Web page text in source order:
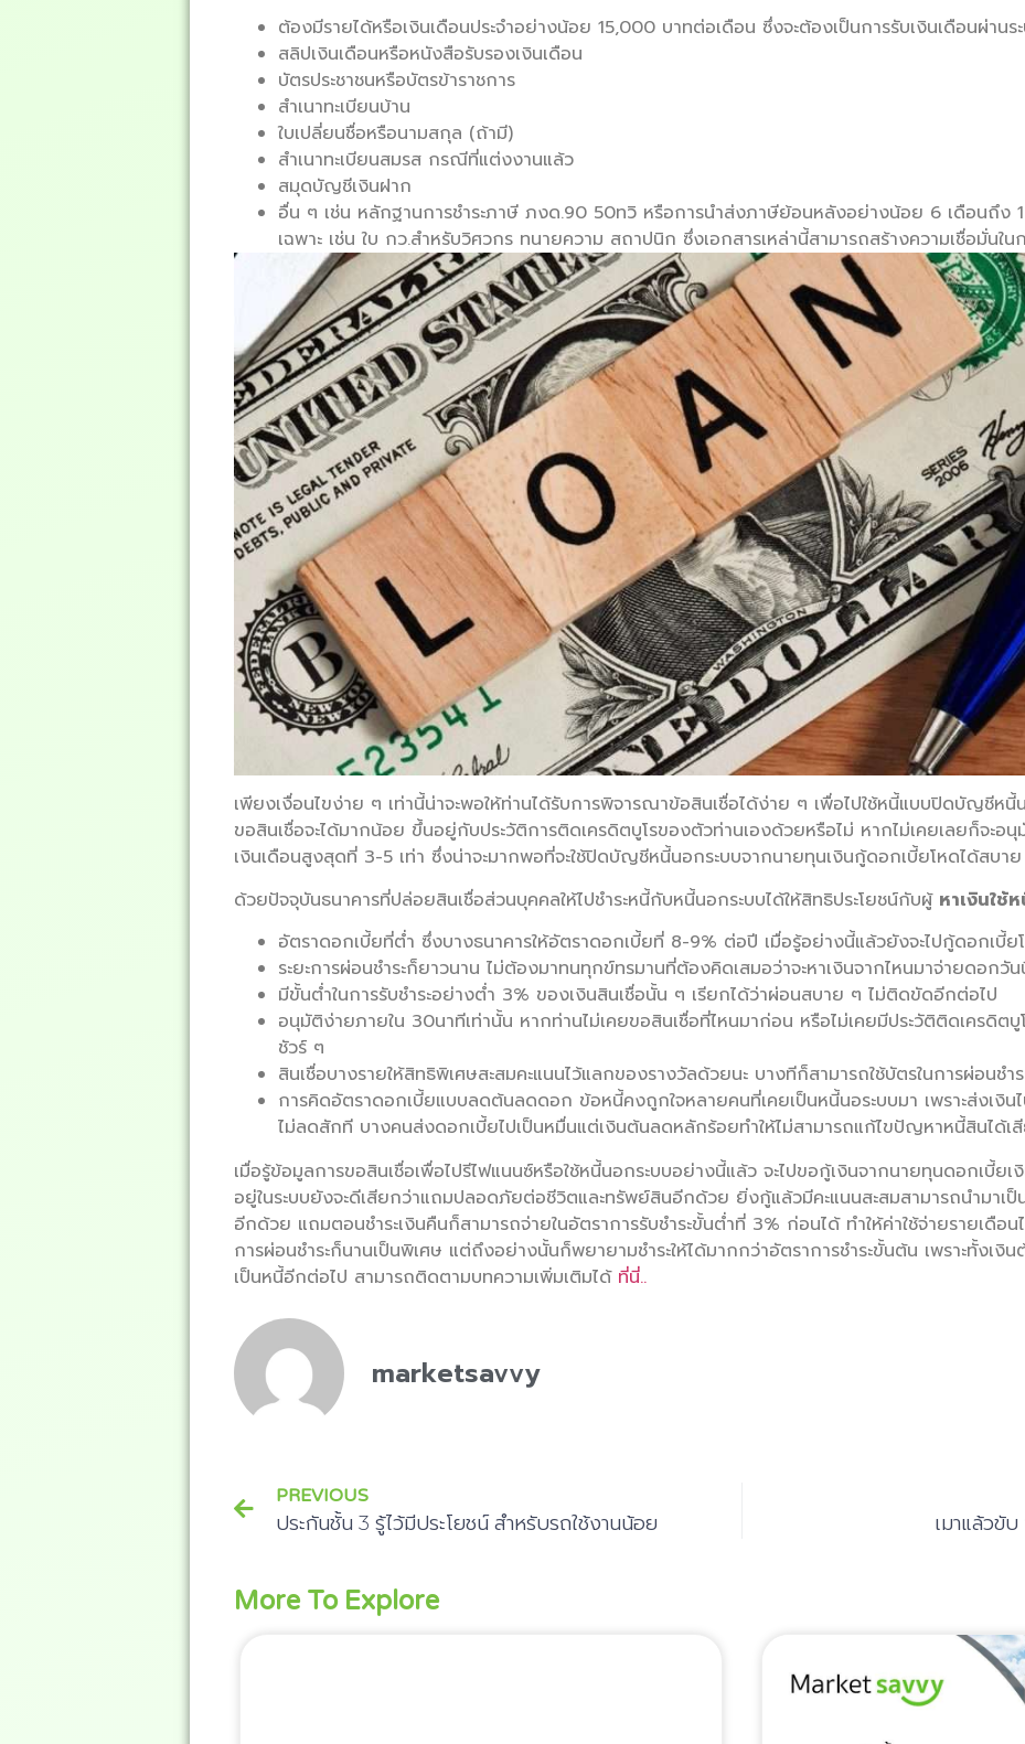
ต้องมีรายได้หรือเงินเดือนประจำอย่างน้อย 15,000 บาทต่อเดือน ซึ่งจะต้องเป็นการรับเงินเดือนผ่านร
สลิปเงินเดือนหรือหนังสือรับรองเงินเดือน
บัตรประชาชนหรือบัตรข้าราชการ
สำเนาทะเบียนบ้าน
ใบเปลี่ยนชื่อหรือนามสกุล (ถ้ามี)
สำเนาทะเบียนสมรส กรณีที่แต่งงานแล้ว
สมุดบัญชีเงินฝาก
อื่น ๆ เช่น หลักฐานการชำระภาษี ภงด.90 50ทวิ หรือการนำส่งภาษีย้อนหลังอย่างน้อย 6 เดือนถึง
เฉพาะ เช่น ใบ กว.สำหรับวิศวกร ทนายความ สถาปนิก ซึ่งเอกสารเหล่านี้สามารถสร้างความเชื่อมั่นใน
เพียงเงื่อนไขง่าย ๆ เท่านี้น่าจะพอให้ท่านได้รับการพิจารณาข้อสินเชื่อได้ง่าย ๆ เพื่อไปใช้หนี้แบบปิดบัญชีหนี้
ขอสินเชื่อจะได้มากน้อย ขึ้นอยู่กับประวัติการติดเครดิตบูโรของตัวท่านเองด้วยหรือไม่ หากไม่เคยเลยก็จะอนุ
เงินเดือนสูงสุดที่ 3-5 เท่า ซึ่งน่าจะมากพอที่จะใช้ปิดบัญชีหนี้นอกระบบจากนายทุนเงินกู้ดอกเบี้ยโหดได้สบา
ด้วยปัจจุบันธนาคารที่ปล่อยสินเชื่อส่วนบุคคลให้ไปชำระหนี้กับหนี้นอกระบบได้ให้สิทธิประโยชน์กับผู้ หาเงินใช้
อัตราดอกเบี้ยที่ต่ำ ซึ่งบางธนาคารให้อัตราดอกเบี้ยที่ 8-9% ต่อปี เมื่อรู้อย่างนี้แล้วยังจะไปกู้ดอกเบี้ย
ระยะการผ่อนชำระก็ยาวนาน ไม่ต้องมาทนทุกข์ทรมานที่ต้องคิดเสมอว่าจะหาเงินจากไหนมาจ่ายดอกวั
มีขั้นต่ำในการรับชำระอย่างต่ำ 3% ของเงินสินเชื่อนั้น ๆ เรียกได้ว่าผ่อนสบาย ๆ ไม่ติดขัดอีกต่อไป
อนุมัติง่ายภายใน 30นาทีเท่านั้น หากท่านไม่เคยขอสินเชื่อที่ไหนมาก่อน หรือไม่เคยมีประวัติติดเครดิตบู
ชัวร์ ๆ
สินเชื่อบางรายให้สิทธิพิเศษสะสมคะแนนไว้แลกของรางวัลด้วยนะ บางทีก็สามารถใช้บัตรในการผ่อนช
การคิดอัตราดอกเบี้ยแบบลดต้นลดดอก ข้อหนี้คงถูกใจหลายคนที่เคยเป็นหนี้นอระบบมา เพราะส่งเงิ
ไม่ลดสักที บางคนส่งดอกเบี้ยไปเป็นหมื่นแต่เงินต้นลดหลักร้อยทำให้ไม่สามารถแก้ไขปัญหาหนี้สินได้เ
เมื่อรู้ข้อมูลการขอสินเชื่อเพื่อไปรีไฟแนนซ์หรือใช้หนี้นอกระบบอย่างนี้แล้ว จะไปขอกู้เงินจากนายทุนดอกเบี้ย
อยู่ในระบบยังจะดีเสียกว่าแถมปลอดภัยต่อชีวิตและทรัพย์สินอีกด้วย ยิ่งกู้แล้วมีคะแนนสะสมสามารถนำมาเ
อีกด้วย แถมตอนชำระเงินคืนก็สามารถจ่ายในอัตราการรับชำระขั้นต่ำที่ 3% ก่อนได้ ทำให้ค่าใช้จ่ายรายเดือน
การผ่อนชำระก็นานเป็นพิเศษ แต่ถึงอย่างนั้นก็พยายามชำระให้ได้มากกว่าอัตราการชำระขั้นต้น เพราะทั้งเงิน
เป็นหนี้อีกต่อไป สามารถติดตามบทความเพิ่มเติมได้ ที่นี่..
marketsavvy
PREVIOUS
ประกันชั้น 3 รู้ไว้มีประโยชน์ สำหรับรถใช้งานน้อย เมาแล้วขั
More To Explore